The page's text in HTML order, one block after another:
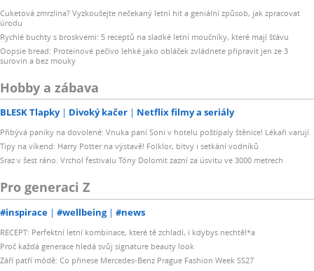
Cuketová zmrzlina? Vyzkoušejte nečekaný letní hit a geniální způsob, jak zpracovat
úrodu
Rychlé buchty s broskvemi: 5 receptů na sladké letní moučníky, které mají šťávu
Oopsie bread: Proteinové pečivo lehké jako obláček zvládnete připravit jen ze 3
surovin a bez mouky
Hobby a zábava
BLESK Tlapky Divoký kačer Netflix filmy a seriály
Přibývá paniky na dovolené: Vnuka paní Soni v hotelu poštípaly štěnice! Lékaři varují
Tipy na víkend: Harry Potter na výstavě! Folklor, bitvy i setkání vodníků
Sraz v šest ráno. Vrchol festivalu Tóny Dolomit zazní za úsvitu ve 3000 metrech
Pro generaci Z
#inspirace #wellbeing #news
RECEPT: Perfektní letní kombinace, které tě zchladí, i kdybys nechtěl*a
Proč každá generace hledá svůj signature beauty look
Září patří módě: Co přinese Mercedes-Benz Prague Fashion Week SS27